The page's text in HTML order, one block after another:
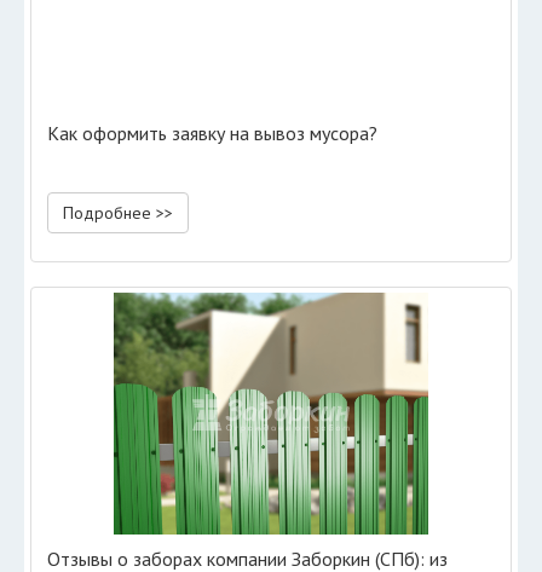
Как оформить заявку на вывоз мусора?
Подробнее >>
Отзывы о заборах компании Заборкин (СПб): из